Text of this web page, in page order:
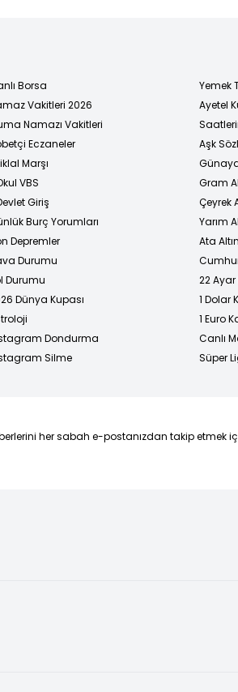
Borsa
Vakitleri 2026
Namazı Vakitleri
Eczaneler
Marşı
VBS
Giriş
Burç Yorumları
Depremler
Durumu
Durumu
Dünya Kupası
Dondurma
Silme
Yemek
Ayetel
Aşk
Gram
Çeyrek
Yarım
Ata Altın
22 Ayar
1 Dolar
1 Euro
Canlı
Süper
her sabah e-postanızdan takip etmek